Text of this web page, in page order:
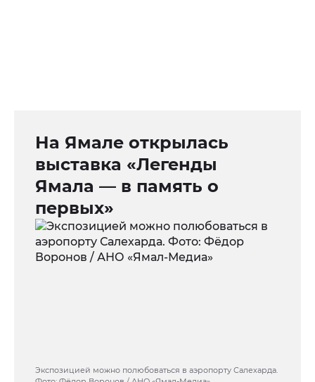
На Ямале открылась
выставка «Легенды
Ямала — в память о
первых»
Экспозицией можно полюбоваться в аэропорту Салехарда.